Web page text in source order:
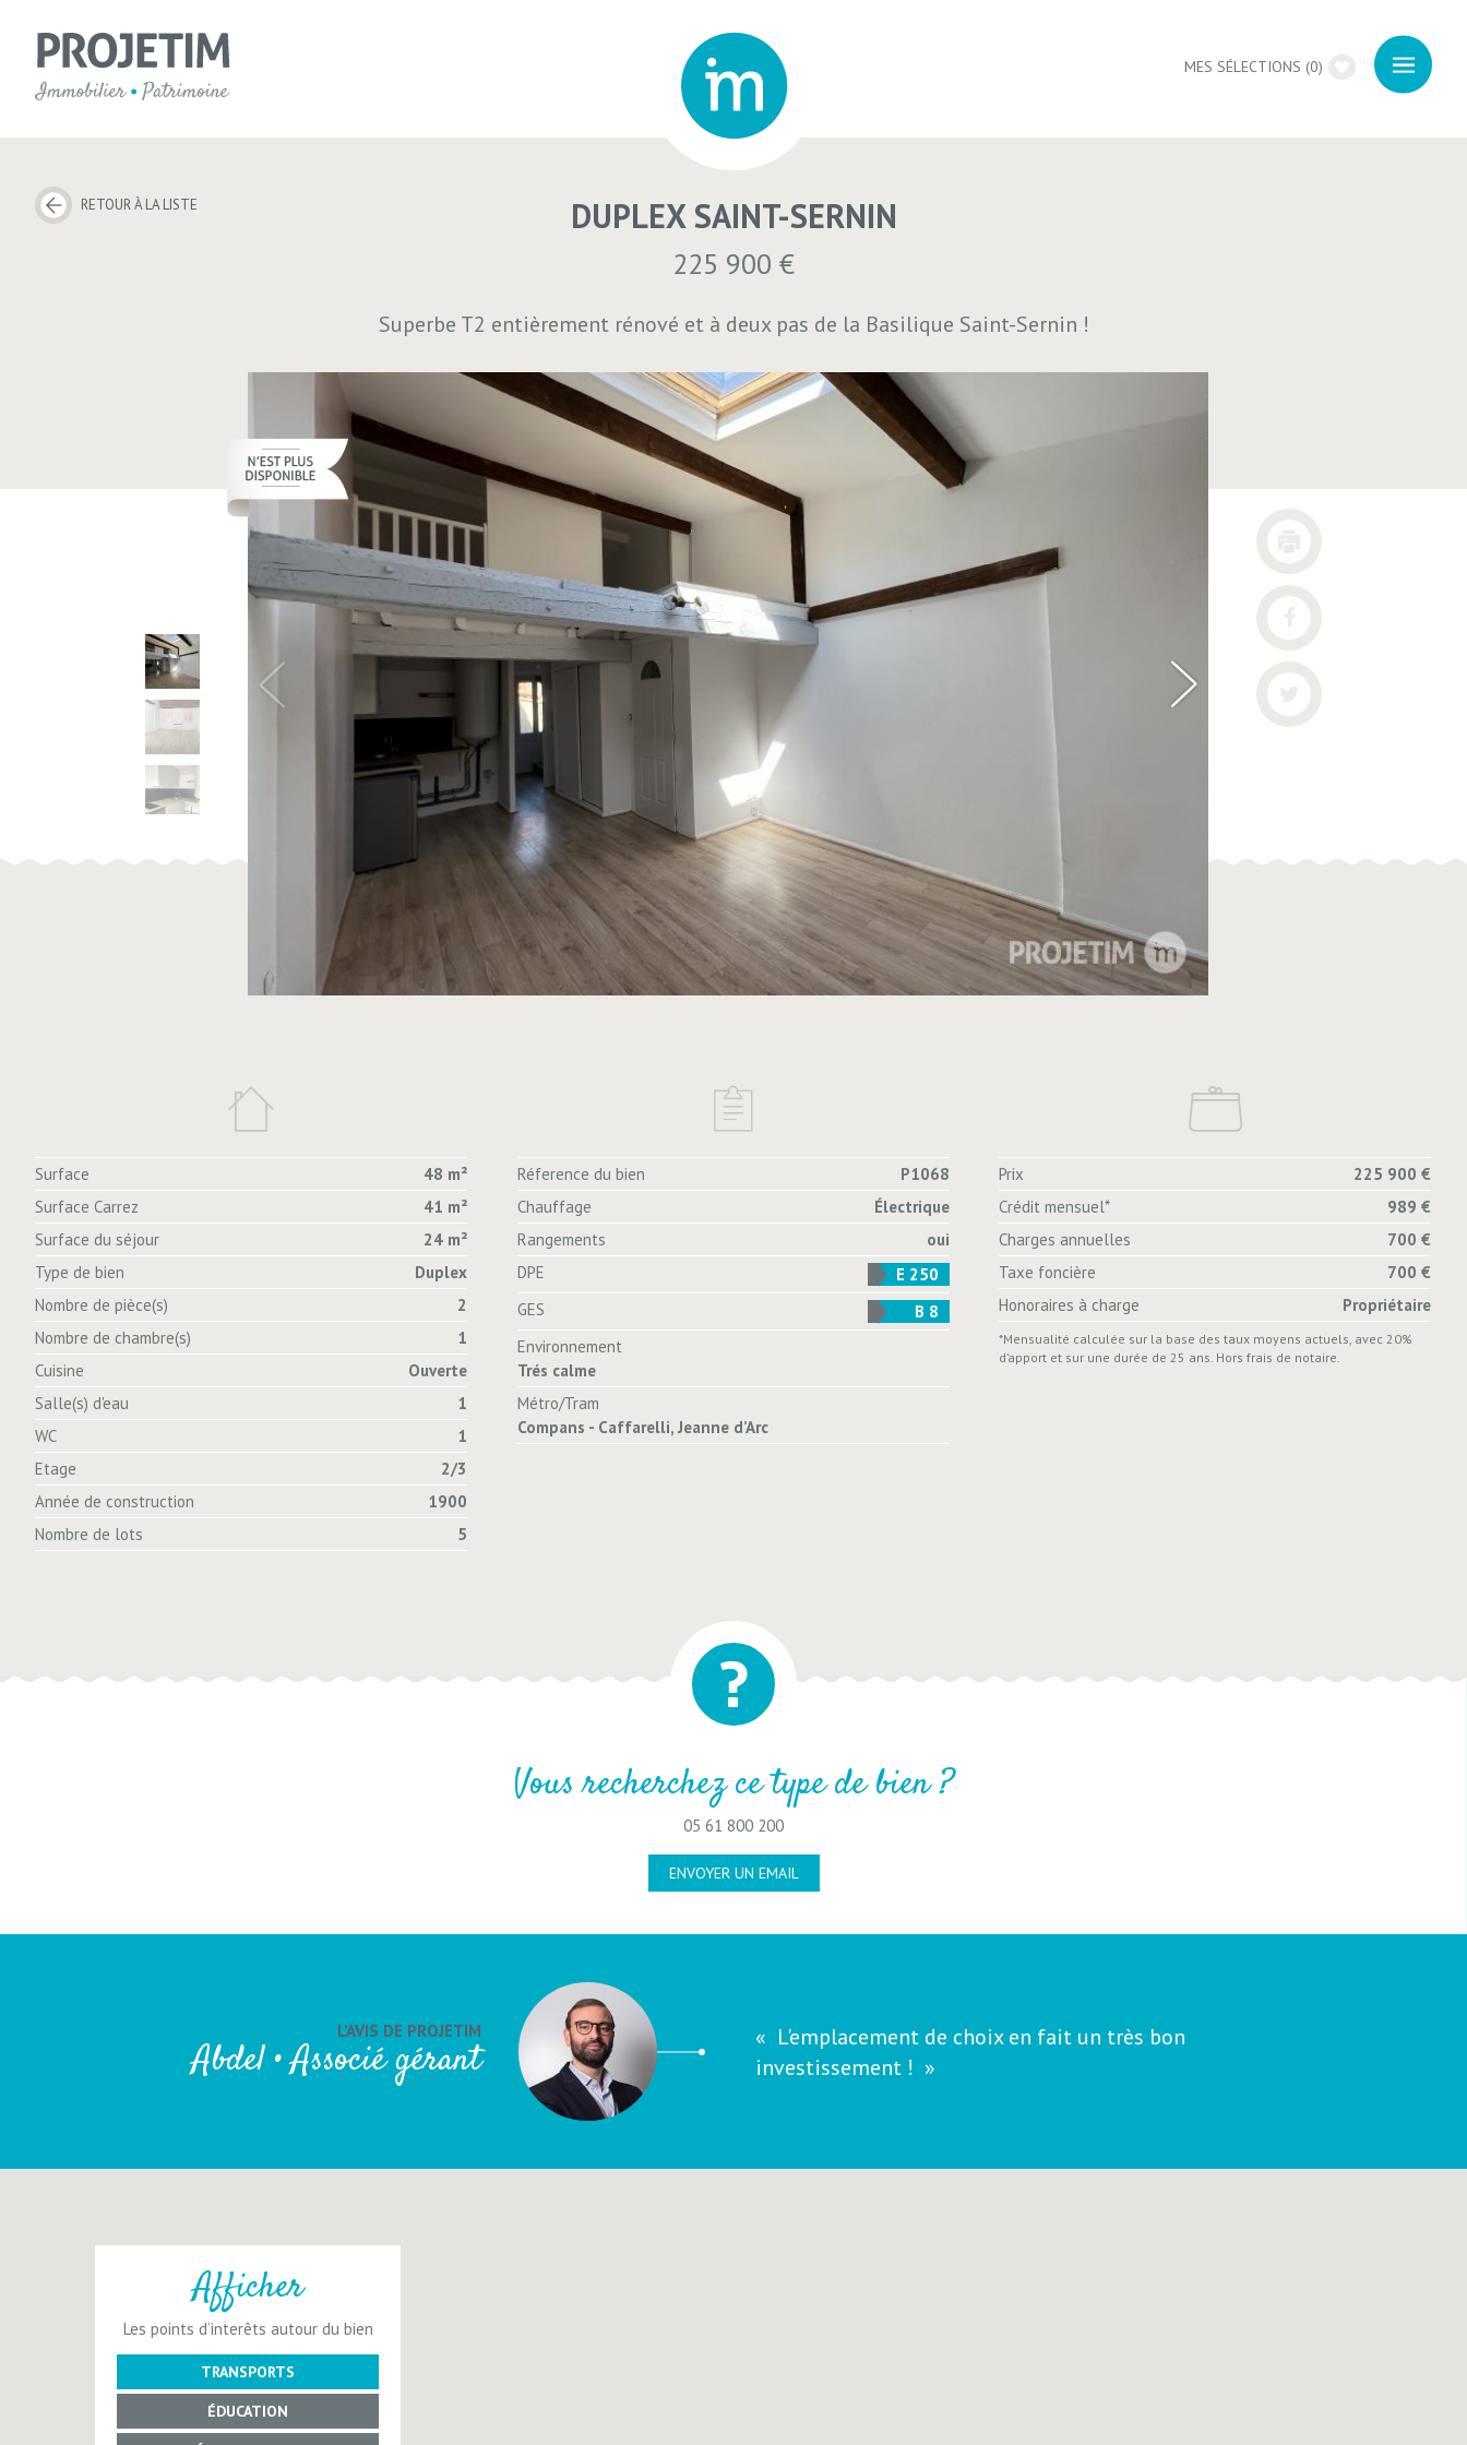
MES SÉLECTIONS (0)
RETOUR À LA LISTE DUPLEX SAINT-SERNIN
225 900 €
Superbe T2 entièrement rénové et à deux pas de la Basilique Saint-Sernin !
Surface
48 m²
Surface Carrez
41 m²
Surface du séjour
24 m²
Type de bien
Duplex
Nombre de pièce(s)
2
Nombre de chambre(s)
1
Cuisine
Ouverte
Salle(s) d'eau
1
WC
1
Etage
2/3
Année de construction
1900
Nombre de lots
5
Réference du bien
P1068
Chauffage
Électrique
Rangements
oui
DPE
E 250
GES
B 8
Environnement
Trés calme
Métro/Tram
Compans - Caffarelli, Jeanne d’Arc
Prix
225 900 €
Crédit mensuel*
989 €
Charges annuelles
700 €
Taxe foncière
700 €
Honoraires à charge
Propriétaire
*Mensualité calculée sur la base des taux moyens actuels, avec 20%
d’apport et sur une durée de 25 ans. Hors frais de notaire.
Vous recherchez ce type de bien ?
05 61 800 200
ENVOYER UN EMAIL
L’AVIS DE PROJETIM
Abdel • Associé gérant
L'emplacement de choix en fait un très bon
investissement !
Afficher
Les points d’interêts autour du bien
TRANSPORTS
ÉDUCATION